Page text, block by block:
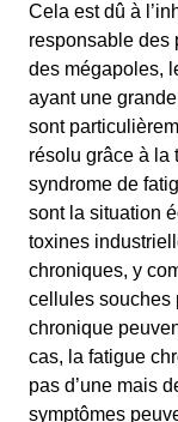
Cela est dû à
responsable des
des mégapoles,
ayant une
sont
résolu grâce à la
syndrome de
sont la situation
toxines
chroniques, y
cellules souches
chronique
cas, la fatigue
pas d’une mais
symptômes